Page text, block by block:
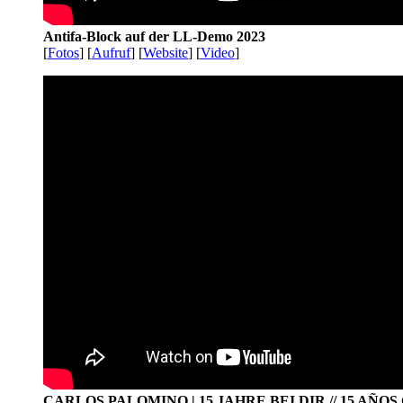
Antifa-Block auf der LL-Demo 2023
[Fotos] [Aufruf] [Website] [Video]